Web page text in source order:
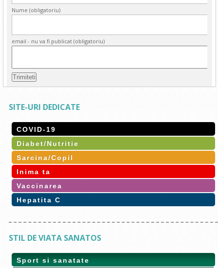
Nume (obligatoriu)
email - nu va fi publicat (obligatoriu)
SITE-URI DEDICATE
COVID-19
Diabet/Nutritie
Sarcina/Copil
Inima ta
Vaccinarea
Hepatita C
STIL DE VIATA SANATOS
Sport si sanatate